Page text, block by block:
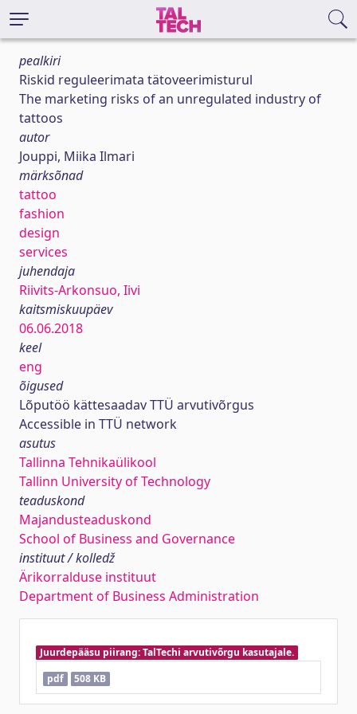
pealkiri
Riskid reguleerimata tätoveerimisturul
The marketing risks of an unregulated industry of
tattoos
autor
Jouppi, Miika Ilmari
märksõnad
tattoo
fashion
design
services
juhendaja
Riivits-Arkonsuo, Iivi
kaitsmiskuupäev
06.06.2018
keel
eng
õigused
Lõputöö kättesaadav TTÜ arvutivõrgus
Accessible in TTÜ network
asutus
Tallinna Tehnikaülikool
Tallinn University of Technology
teaduskond
Majandusteaduskond
School of Business and Governance
instituut / kolledž
Ärikorralduse instituut
Department of Business Administration
Juurdepääsu piirang: TalTechi arvutivõrgu kasutajale.
pdf
508 KB